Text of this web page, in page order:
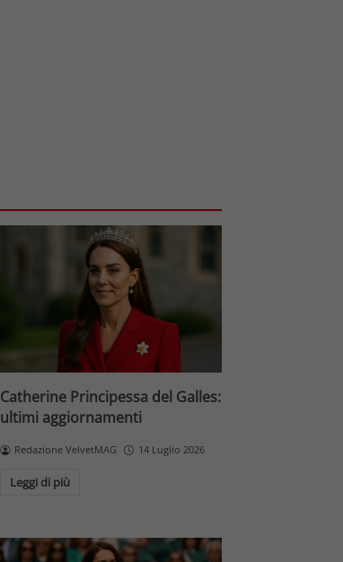
Catherine Principessa del Galles:
ultimi aggiornamenti
Redazione VelvetMAG 14 Luglio 2026
Leggi di più